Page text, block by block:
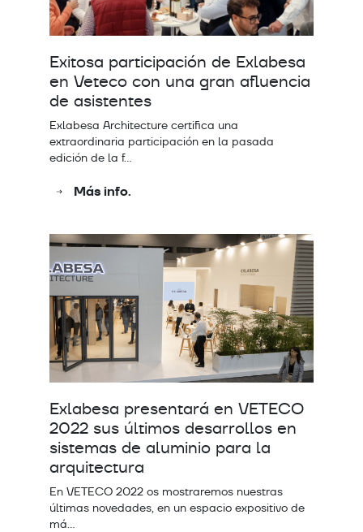
Exitosa participación de Exlabesa
en Veteco con una gran afluencia
de asistentes
Exlabesa Architecture certifica una
extraordinaria participación en la pasada
edición de la f…
Más info.
Exlabesa presentará en VETECO
2022 sus últimos desarrollos en
sistemas de aluminio para la
arquitectura
En VETECO 2022 os mostraremos nuestras
últimas novedades, en un espacio expositivo de
má…